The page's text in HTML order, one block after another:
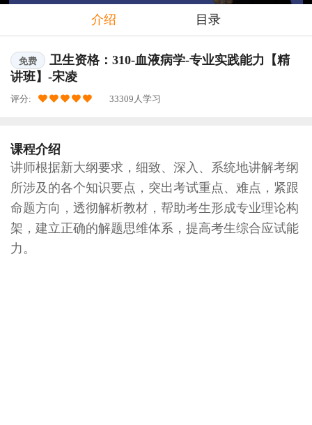
介绍 目录
免费
卫生资格：310-血液病学-专业实践能力【精
讲班】-宋凌
评分: 33309人学习
课程介绍
讲师根据新大纲要求，细致、深入、系统地讲解考纲
所涉及的各个知识要点，突出考试重点、难点，紧跟
命题方向，透彻解析教材，帮助考生形成专业理论构
架，建立正确的解题思维体系，提高考生综合应试能
力。